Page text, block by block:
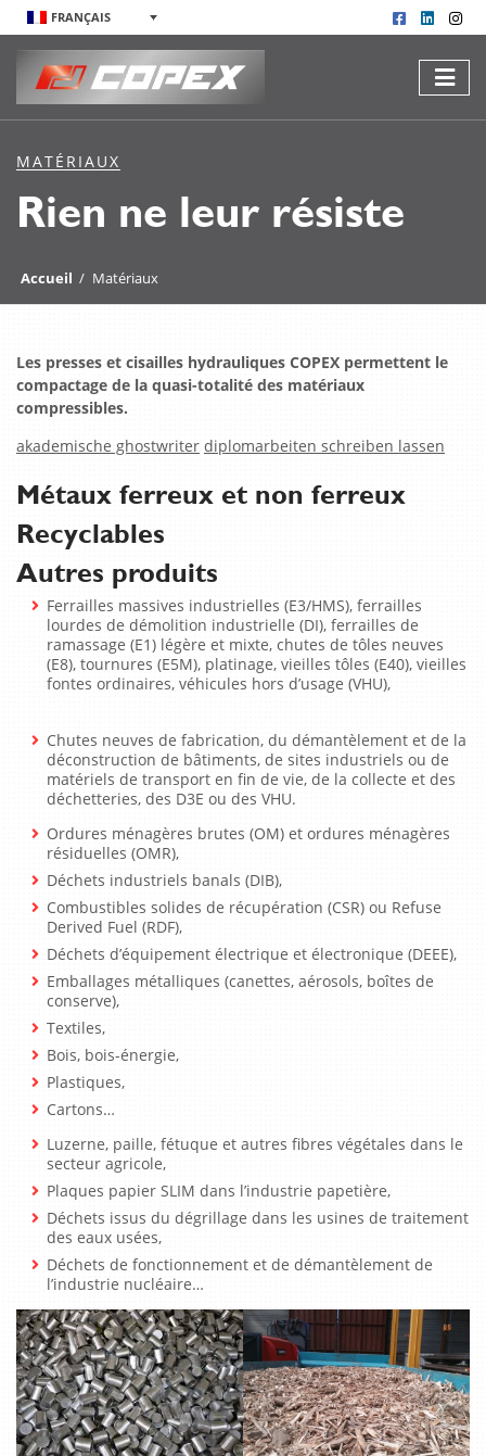
FRANÇAIS
MATÉRIAUX
Rien ne leur résiste
Accueil / Matériaux
Les presses et cisailles hydrauliques COPEX permettent le
compactage de la quasi-totalité des matériaux
compressibles.
akademische ghostwriter diplomarbeiten schreiben lassen
Métaux ferreux et non ferreux
Recyclables
Autres produits
Ferrailles massives industrielles (E3/HMS), ferrailles
lourdes de démolition industrielle (DI), ferrailles de
ramassage (E1) légère et mixte, chutes de tôles neuves
(E8), tournures (E5M), platinage, vieilles tôles (E40), vieilles
fontes ordinaires, véhicules hors d’usage (VHU),
Chutes neuves de fabrication, du démantèlement et de la
déconstruction de bâtiments, de sites industriels ou de
matériels de transport en fin de vie, de la collecte et des
déchetteries, des D3E ou des VHU.
Ordures ménagères brutes (OM) et ordures ménagères
résiduelles (OMR),
Déchets industriels banals (DIB),
Combustibles solides de récupération (CSR) ou Refuse
Derived Fuel (RDF),
Déchets d’équipement électrique et électronique (DEEE),
Emballages métalliques (canettes, aérosols, boîtes de
conserve),
Textiles,
Bois, bois-énergie,
Plastiques,
Cartons…
Luzerne, paille, fétuque et autres fibres végétales dans le
secteur agricole,
Plaques papier SLIM dans l’industrie papetière,
Déchets issus du dégrillage dans les usines de traitement
des eaux usées,
Déchets de fonctionnement et de démantèlement de
l’industrie nucléaire…